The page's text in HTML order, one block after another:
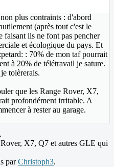
plus contraints : d'abord
(après tout c'est le
faisant ils ne font pas pencher
et écologique du pays. Et
: 70% de mon taf pourrait
à 20% de télétravail je sature.
tolèrerais.
que les Range Rover, X7,
profondément irritable. A
à rester au garage.
X7, Q7 et autres GLE qui
parChristoph3.